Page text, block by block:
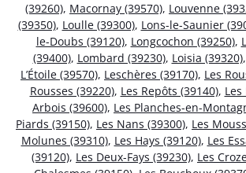
(39260), Macornay (39570), Louvenne
(39350), Loulle (39300), Lons-le-Saunier
le-Doubs (39120), Longcochon (39250),
(39400), Lombard (39230), Loisia (39320),
L’Étoile (39570), Leschères (39170), Les
Rousses (39220), Les Repôts (39140),
Arbois (39600), Les Planches-en-
Piards (39150), Les Nans (39300), Les
Molunes (39310), Les Hays (39120), Les
(39120), Les Deux-Fays (39230), Les